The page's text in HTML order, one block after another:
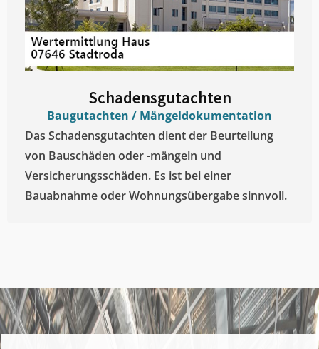
Schadensgutachten
Baugutachten / Mängeldokumentation
Das Schadensgutachten dient der Beurteilung
von Bauschäden oder -mängeln und
Versicherungsschäden. Es ist bei einer
Bauabnahme oder Wohnungsübergabe sinnvoll.